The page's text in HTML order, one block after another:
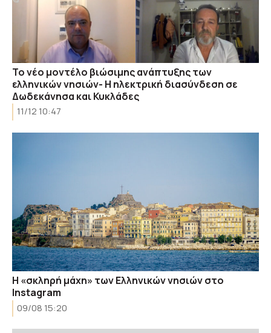
Το νέο μοντέλο βιώσιμης ανάπτυξης των
ελληνικών νησιών- Η ηλεκτρική διασύνδεση σε
Δωδεκάνησα και Κυκλάδες
11/12 10:47
Η «σκληρή μάχη» των Ελληνικών νησιών στο
Instagram
09/08 15:20